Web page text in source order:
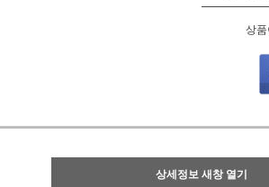
상
상세정보 새창 열기